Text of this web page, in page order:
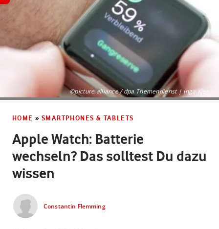
©picture alliance / dpa Themendienst | Inga Kjer
HOME » SMARTPHONES & TABLETS
Apple Watch: Batterie
wechseln? Das solltest Du dazu
wissen
Constantin Flemming